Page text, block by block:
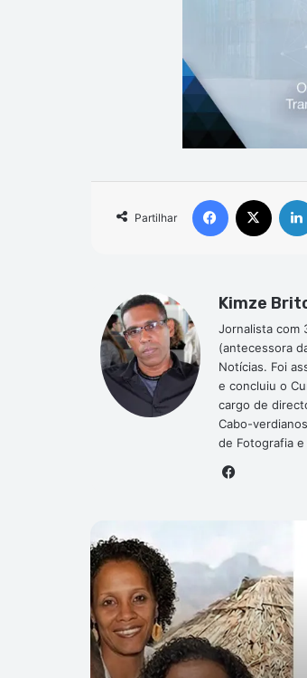
Partilhar
Facebook
Kimze
Jornalista com
(antecessora
Notícias. Foi
e concluiu o
cargo de
Cabo-
de Fotografia